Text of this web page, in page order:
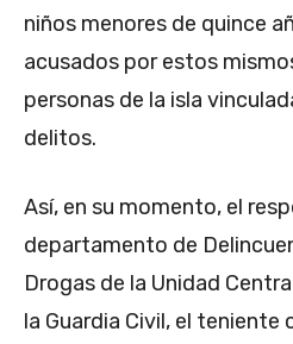
niños menores de quince
acusados por estos
personas de la isla
delitos.
Así, en su momento, el
departamento de
Drogas de la Unidad
la Guardia Civil, el teniente